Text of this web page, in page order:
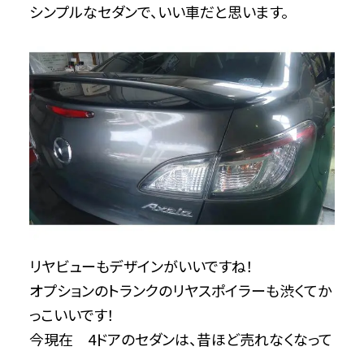
シンプルなセダンで、いい車だと思います。
リヤビューもデザインがいいですね！
オプションのトランクのリヤスポイラーも渋くてか
っこいいです！
今現在 4ドアのセダンは、昔ほど売れなくなって